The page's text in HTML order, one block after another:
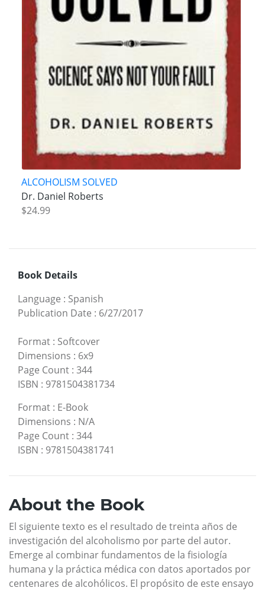
ALCOHOLISM SOLVED
Dr. Daniel Roberts
$24.99
Book Details
Language : Spanish
Publication Date : 6/27/2017
Format : Softcover
Dimensions : 6x9
Page Count : 344
ISBN : 9781504381734
Format : E-Book
Dimensions : N/A
Page Count : 344
ISBN : 9781504381741
About the Book
El siguiente texto es el resultado de treinta años de
investigación del alcoholismo por parte del autor.
Emerge al combinar fundamentos de la fisiología
humana y la práctica médica con datos aportados por
centenares de alcohólicos. El propósito de este ensayo